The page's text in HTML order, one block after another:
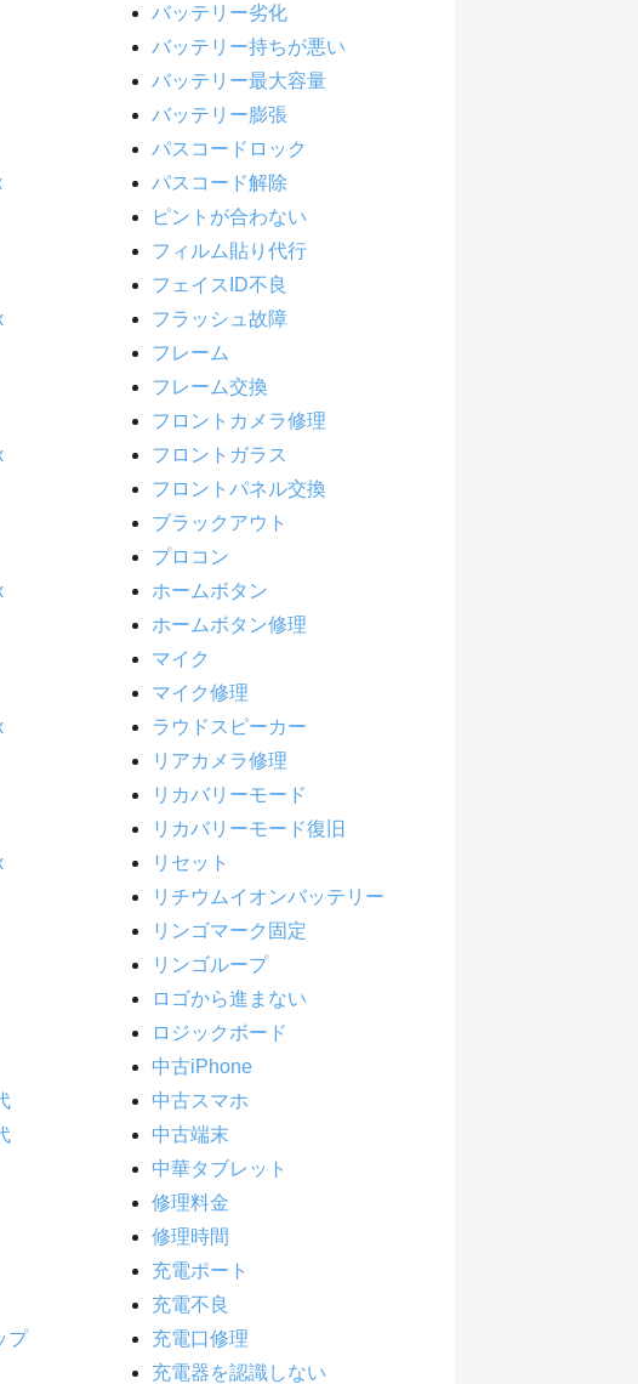
プ
バッテリー劣化
バッテリー持ちが悪い
バッテリー最大容量
バッテリー膨張
パスコードロック
パスコード解除
ピントが合わない
フィルム貼り代行
フェイスID不良
フラッシュ故障
フレーム
フレーム交換
フロントカメラ修理
フロントガラス
フロントパネル交換
ブラックアウト
プロコン
ホームボタン
ホームボタン修理
マイク
マイク修理
ラウドスピーカー
リアカメラ修理
リカバリーモード
リカバリーモード復旧
リセット
リチウムイオンバッテリー
リンゴマーク固定
リンゴループ
ロゴから進まない
ロジックボード
中古iPhone
中古スマホ
中古端末
中華タブレット
修理料金
修理時間
充電ポート
充電不良
充電口修理
充電器を認識しない